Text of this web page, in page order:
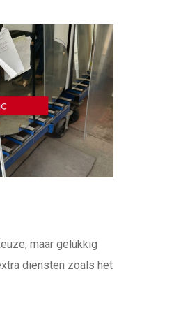
maar gelukkig
diensten zoals het